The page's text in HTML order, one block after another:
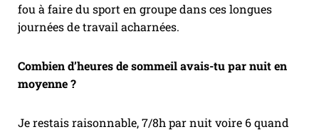
fou à faire du sport en groupe dans ces longues
journées de travail acharnées.
Combien d’heures de sommeil avais-tu par nuit en
moyenne ?
Je restais raisonnable, 7/8h par nuit voire 6 quand